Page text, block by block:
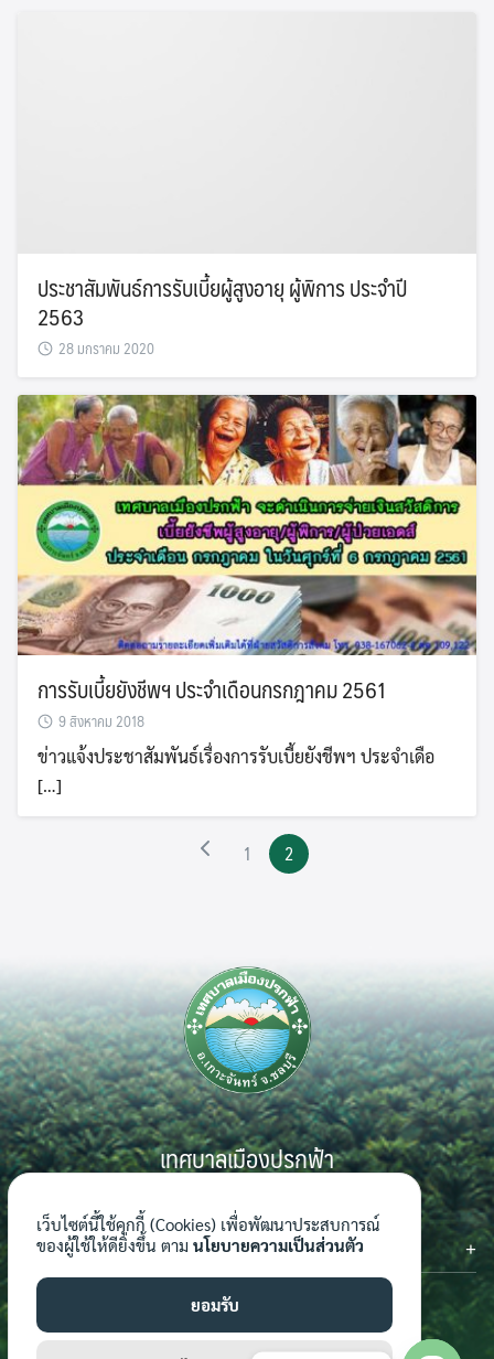
ประชาสัมพันธ์การรับเบี้ยผู้สูงอายุ ผู้พิการ ประจำปี
2563
28 มกราคม 2020
การรับเบี้ยยังชีพฯ ประจำเดือนกรกฎาคม 2561
9 สิงหาคม 2018
ข่าวแจ้งประชาสัมพันธ์เรื่องการรับเบี้ยยังชีพฯ ประจำเดือ
[…]
1 2
เทศบาลเมืองปรกฟ้า
ติดต่อเรา
โทรศัพท์ : 0-3816-7062-4
โทรสาร : 0-3816-7062-4 ต่อ 124
อีเมล์ : saraban_04201101@dla.go.th
เว็บไซต์ : www.prokfa.go.th
เว็บไซต์นี้ใช้คุกกี้ (Cookies) เพื่อพัฒนาประสบการณ์
ของผู้ใช้ให้ดียิ่งขึ้น ตาม นโยบายความเป็นส่วนตัว
ยอมรับ